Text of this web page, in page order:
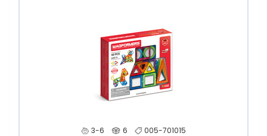
3-6 6 005-701015